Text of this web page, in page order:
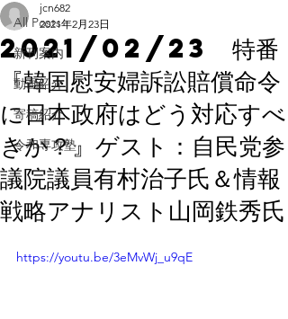
All Posts
新刊案内
動画紹介
寄稿紹介
令和専攻塾
2021/02/23 特番
『韓国慰安婦訴訟賠償命令
に日本政府はどう対応すべ
きか？』ゲスト：自民党参
議院議員有村治子氏＆情報
戦略アナリスト山岡鉄秀氏
jcn682
2021年2月23日
https://youtu.be/3eMvWj_u9qE